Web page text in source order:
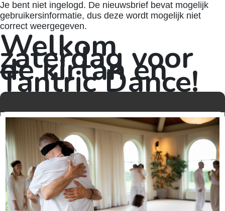
Je bent niet ingelogd. De nieuwsbrief bevat mogelijk
gebruikersinformatie, dus deze wordt mogelijk niet
correct weergegeven.
Welkom
zaterdag voor
de kirtan en
Tantric Dance!